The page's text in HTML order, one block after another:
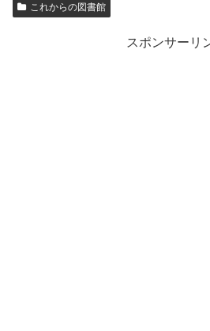
これからの図書館
スポンサーリ